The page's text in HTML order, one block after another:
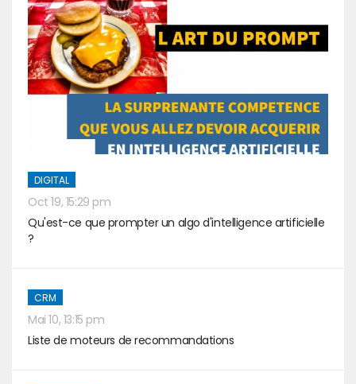
DIGITAL
Oct 19, 15:29 pm
Qu'est-ce que prompter un algo d'intelligence artificielle
?
CRM
Mai 10, 13:15 pm
Liste de moteurs de recommandations